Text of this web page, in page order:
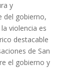
y
del gobierno,
violencia es
destacable
de San
el gobierno y